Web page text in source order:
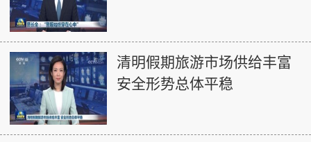
清明假期旅游市场供给丰富
安全形势总体平稳